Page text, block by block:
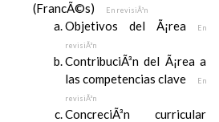
(FrancÃ©s) En revisiÃ³n
Objetivos del Ã¡rea
En
revisiÃ³n
ContribuciÃ³n del Ã¡rea a
las competencias clave
En
revisiÃ³n
ConcreciÃ³n curricular